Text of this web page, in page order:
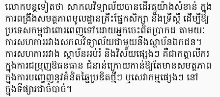
លោកបន្តទៀតថា សាកលវិទ្យាល័យបានដើរតួយ៉ាងសំខាន់ ក្នុង
ការពង្រឹងសមត្ថភាព​មូលដ្ឋានគ្រឹះ​ផ្នែកសិក្សា និងទ្រឹស្តី ដើម្បីឱ្យ
ប្រទេសកម្ពុជាពោរពេញ​ទៅដោយ​អ្នកចេះពិតប្រាកដ​ តាមយៈ
ការសហការ​រវាងសកលវិទ្យាល័យ​ជាមួយនឹងស្ថាប័នឯកជន។
ការសហការរវាង ស្ថាប័នអប់រំ និងវិស័យផ្សេងៗ​ គឺជាកត្តាលីករ
ក្នុងការជម្រុញឱធនធាន ជំនាន់ក្រោយកាន់ឱ្យតែមានសមត្ថភាព
ក្នុងការបញ្ចេញ​នូវគំនិតឆ្នៃប្រឌិតថ្មីៗ ឬសេវាកម្មផ្សេងៗ នៅ
ក្នុងទីផ្សារជាចំបាច់។